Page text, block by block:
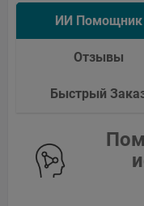
ИИ Помощник
Отзывы
Быстрый